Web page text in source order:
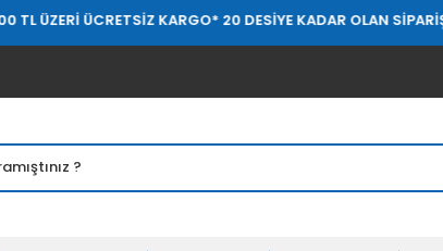
KARGO* 20 DESİYE KADAR OLAN SİPARİŞLERDE